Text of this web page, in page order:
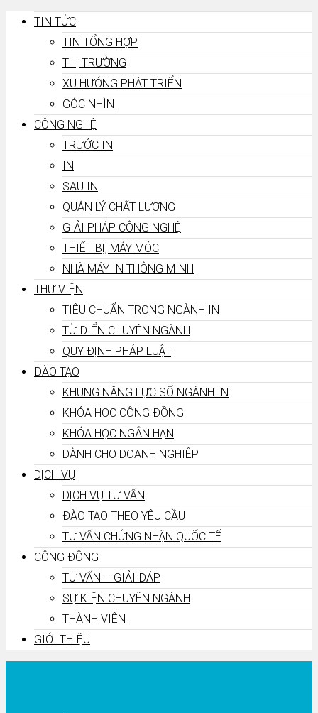
TIN TỨC
TIN TỔNG HỢP
THỊ TRƯỜNG
XU HƯỚNG PHÁT TRIỂN
GÓC NHÌN
CÔNG NGHỆ
TRƯỚC IN
IN
SAU IN
QUẢN LÝ CHẤT LƯỢNG
GIẢI PHÁP CÔNG NGHỆ
THIẾT BỊ, MÁY MÓC
NHÀ MÁY IN THÔNG MINH
THƯ VIỆN
TIÊU CHUẨN TRONG NGÀNH IN
TỪ ĐIỂN CHUYÊN NGÀNH
QUY ĐỊNH PHÁP LUẬT
ĐÀO TẠO
KHUNG NĂNG LỰC SỐ NGÀNH IN
KHÓA HỌC CỘNG ĐỒNG
KHÓA HỌC NGẮN HẠN
DÀNH CHO DOANH NGHIỆP
DỊCH VỤ
DỊCH VỤ TƯ VẤN
ĐÀO TẠO THEO YÊU CẦU
TƯ VẤN CHỨNG NHẬN QUỐC TẾ
CỘNG ĐỒNG
TƯ VẤN – GIẢI ĐÁP
SỰ KIỆN CHUYÊN NGÀNH
THÀNH VIÊN
GIỚI THIỆU